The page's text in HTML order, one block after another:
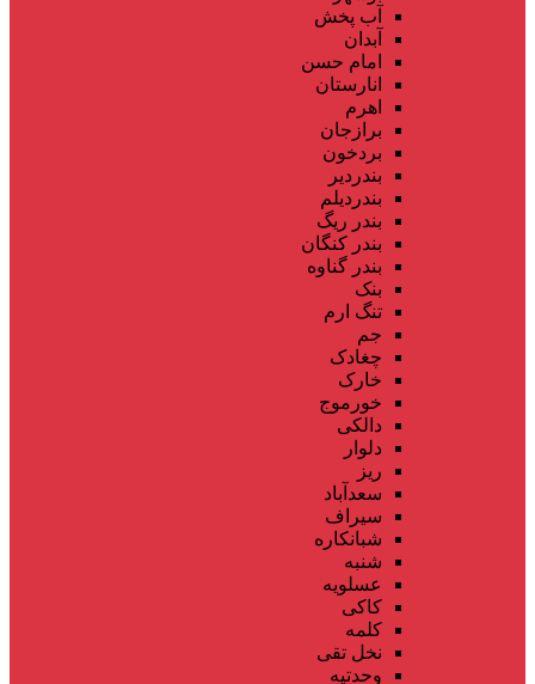
آب پخش
آبدان
امام حسن
انارستان
اهرم
برازجان
بردخون
بندردیر
بندردیلم
بندر ریگ
بندر کنگان
بندر گناوه
بنک
تنگ ارم
جم
چغادک
خارک
خورموج
دالکی
دلوار
ریز
سعدآباد
سیراف
شبانکاره
شنبه
عسلویه
کاکی
کلمه
نخل تقی
وحدتیه